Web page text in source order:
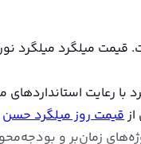
۱۶ مرداد ۱۴۰۵، به ازای هر کیلو بین 76000 تا 78600 تومان متغیر است. قیمت میلگرد
رعایت استانداردهای
قیمت روز میلگرد حسن
زمان‌بر و